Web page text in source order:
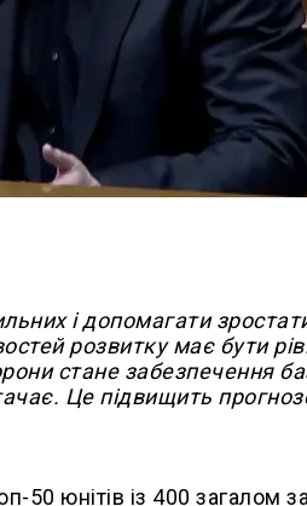
і допомагати
розвитку має бути
стане забезпечення
Це підвищить
50 юнітів із 400 загалом